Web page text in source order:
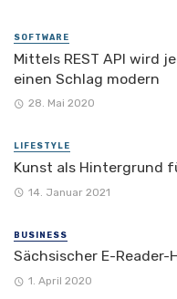
SOFTWARE
Mittels REST API wird
einen Schlag modern
28. Mai 2020
LIFESTYLE
Kunst als Hintergrund
14. Januar 2021
BUSINESS
Sächsischer E-
1. April 2020